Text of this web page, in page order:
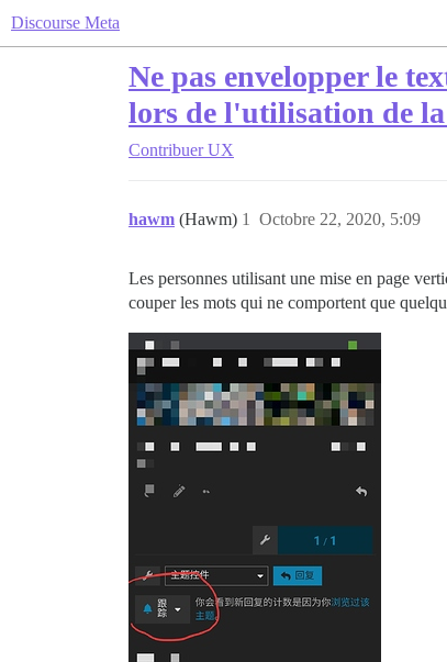
Discourse Meta
Ne pas envelopper le
lors de l'utilisation de
Contribuer UX
hawm (Hawm) Octobre 22, 2020, 5:09
1
Les personnes utilisant une mise en page
couper les mots qui ne comportent que